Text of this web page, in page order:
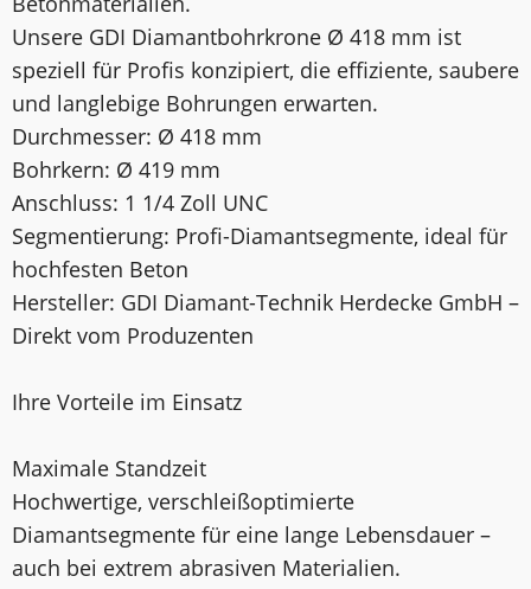
Unsere GDI Diamantbohrkrone Ø 418 mm ist
speziell für Profis konzipiert, die effiziente, saubere
und langlebige Bohrungen erwarten.
Durchmesser: Ø 418 mm
Bohrkern: Ø 419 mm
Anschluss: 1 1/4 Zoll UNC
Segmentierung: Profi-Diamantsegmente, ideal für
hochfesten Beton
Hersteller: GDI Diamant-Technik Herdecke GmbH –
Direkt vom Produzenten
Ihre Vorteile im Einsatz
Maximale Standzeit
Hochwertige, verschleißoptimierte
Diamantsegmente für eine lange Lebensdauer –
auch bei extrem abrasiven Materialien.